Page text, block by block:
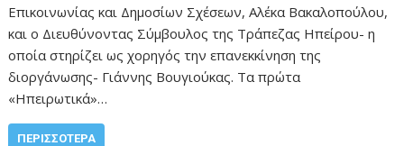
Επικοινωνίας και Δημοσίων Σχέσεων, Αλέκα Βακαλοπούλου,
και ο Διευθύνοντας Σύμβουλος της Τράπεζας Ηπείρου- η
οποία στηρίζει ως χορηγός την επανεκκίνηση της
διοργάνωσης- Γιάννης Βουγιούκας. Τα πρώτα
«Ηπειρωτικά»…
ΠΕΡΙΣΣΌΤΕΡΑ